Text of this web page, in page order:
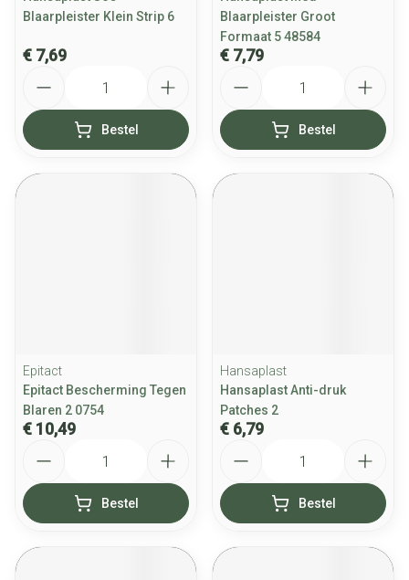
Blaarpleister Klein Strip 6
€ 7,69
Bestel
Blaarpleister Groot
Formaat 5 48584
€ 7,79
Bestel
Epitact
Epitact Bescherming Tegen
Blaren 2 0754
€ 10,49
Bestel
Hansaplast
Hansaplast Anti-druk
Patches 2
€ 6,79
Bestel